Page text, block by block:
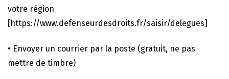
votre région
[https://www.defenseurdesdroits.fr/saisir/delegues]
• Envoyer un courrier par la poste (gratuit, ne pas
mettre de timbre)